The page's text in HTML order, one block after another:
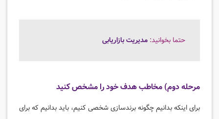
حتما بخوانید: مدیریت بازاریابی
مرحله دوم) مخاطب هدف خود را مشخص کنید
برای اینکه بدانیم چگونه برندسازی شخصی کنیم، باید بدانیم که برای